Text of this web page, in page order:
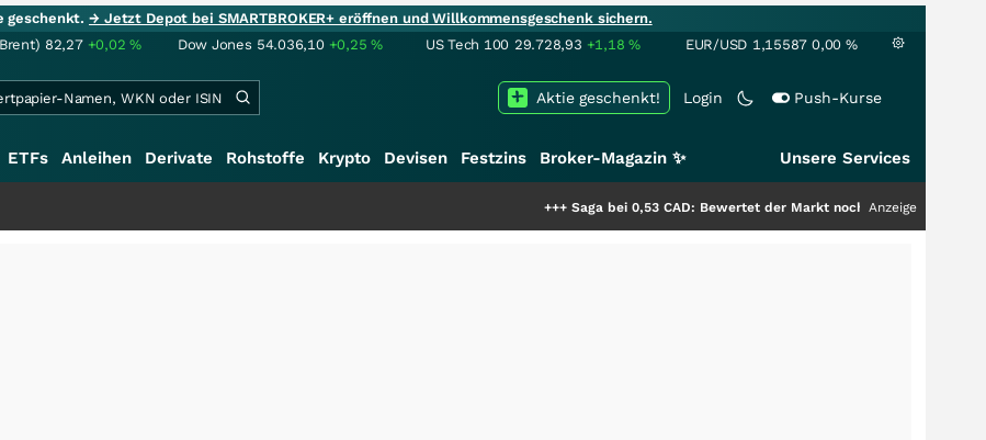
geschenkt.→ Jetzt Depot bei SMARTBROKER+ eröffnen und Willkommensgeschenk sichern.
82,27 +0,02% Dow Jones 54.036,10 +0,25% US Tech 100 29.728,93 +1,18% EUR/USD 1,15587 0,00 %
Login Push-Kurse
Aktie geschenkt!
ETFs Anleihen Derivate Rohstoffe Krypto Devisen Festzins Broker-Magazin ✨ Unsere Services
Saga bei 0,53 CAD: Bewertet der Markt noch immer nur die Hälfte der
Anzeige